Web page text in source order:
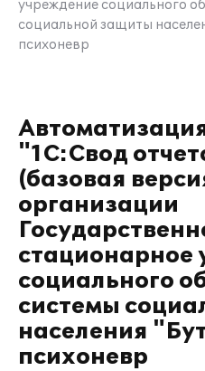
учреждение социального
социальной защиты
психоневр
"1С:Свод
(базовая
организации
стационарное
социального
системы
населения
психоневр